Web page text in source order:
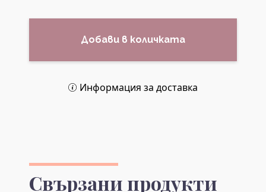
Добави в количката
Информация за доставка
Свързани продукти